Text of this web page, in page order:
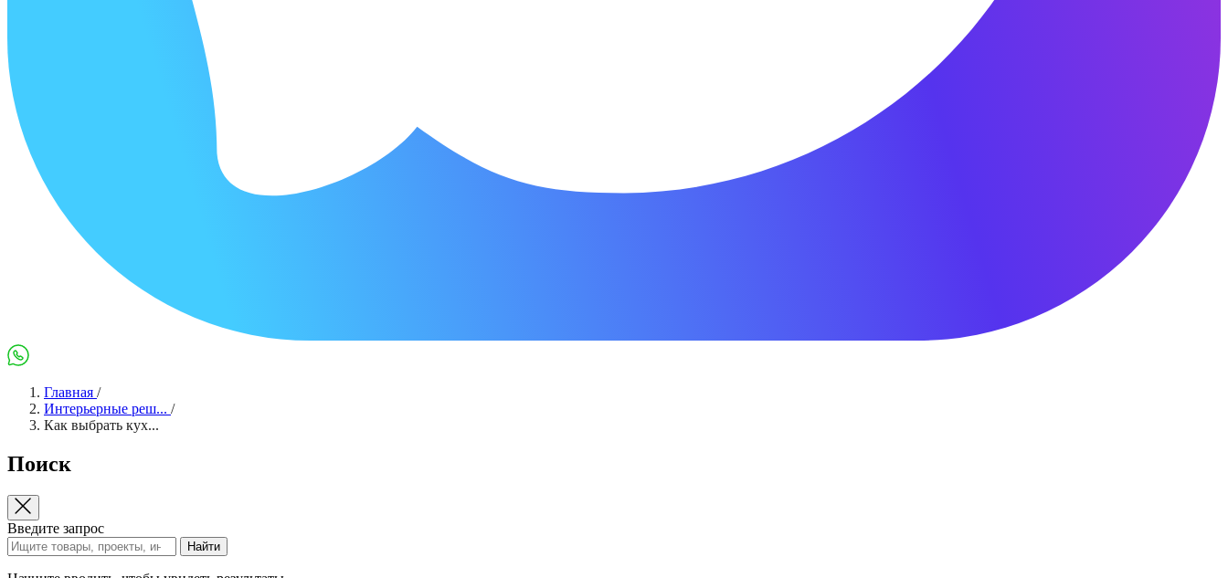
MaxWhatsApp
Главная /
Интерьерные реш... /
Как выбрать кух...
Поиск
Введите запрос
Найти